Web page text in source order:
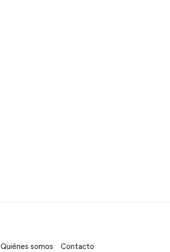
Quiénes somos Contacto